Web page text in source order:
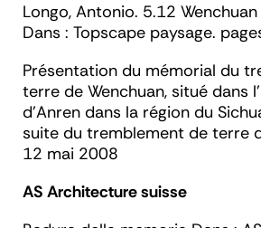
Longo, Antonio. 5.12
Dans : Topscape paysage.
Présentation du mémorial du
terre de Wenchuan, situé dans
d'Anren dans la région du
suite du tremblement de terre
12 mai 2008
AS Architecture suisse